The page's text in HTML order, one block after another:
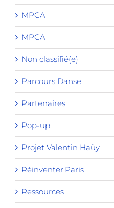
MPCA
MPCA
Non classifié(e)
Parcours Danse
Partenaires
Pop-up
Projet Valentin Haüy
Réinventer.Paris
Ressources